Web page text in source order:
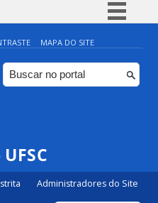
Simplifique!
Comunica BR
Participe
MAPA DO SITE
Administradores do Site